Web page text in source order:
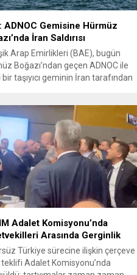
ADNOC Gemisine Hürmüz
İran Saldırısı
Arap Emirlikleri (BAE), bugün
Boğazı’ndan geçen ADNOC ile
bir taşıyıcı geminin İran tarafından
saldırıyı kınadı ve Tahran’ı
suçladı. WAM ajansının
ilk açıklamada, ADNOC’a ait bir
sabah saatlerinde hedef alındığı
ilerleyen dakikalarda ise BAE...
Adalet Komisyonu’nda
Arasında Gerginlik
Türkiye sürecine ilişkin çerçeve
Adalet Komisyonu’nda